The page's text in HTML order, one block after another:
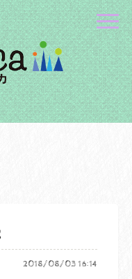
2018/08/03 16:14